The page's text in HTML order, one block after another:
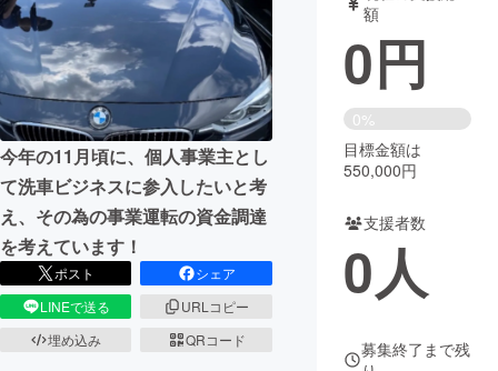
テクノロジー・ガジェット ゲーム・サ
映像・映画 書籍・雑誌
ビジネス・起業 チャレンジ
まちづくり・地域活性化
CAMPFIRE for Social Good
CAMPFIRE Creation
CAMPFIREふるさと納税
今年の11月頃に、個人事業主とし
て洗車ビジネスに参入したいと考
え、その為の事業運転の資金調達
を考えています！
ポスト
シェア
LINEで送る
URLコピー
埋め込み
QRコード
額
0円
0%
目標金額は
550,000円
支援者数
0人
募集終了まで残